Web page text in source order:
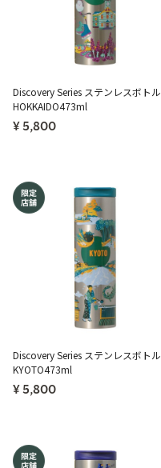
Discovery Series ステンレスボトル
HOKKAIDO473ml
¥ 5,800
Discovery Series ステンレスボトル
KYOTO473ml
¥ 5,800